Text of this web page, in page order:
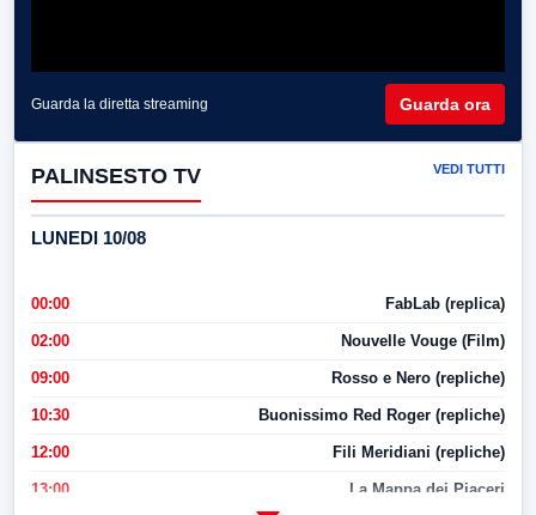
Guarda la diretta streaming Guarda ora
PALINSESTO TV VEDI TUTTI
LUNEDI 10/08
00:00 FabLab (replica)
02:00 Nouvelle Vouge (Film)
09:00 Rosso e Nero (repliche)
10:30 Buonissimo Red Roger (repliche)
12:00 Fili Meridiani (repliche)
13:00 La Mappa dei Piaceri